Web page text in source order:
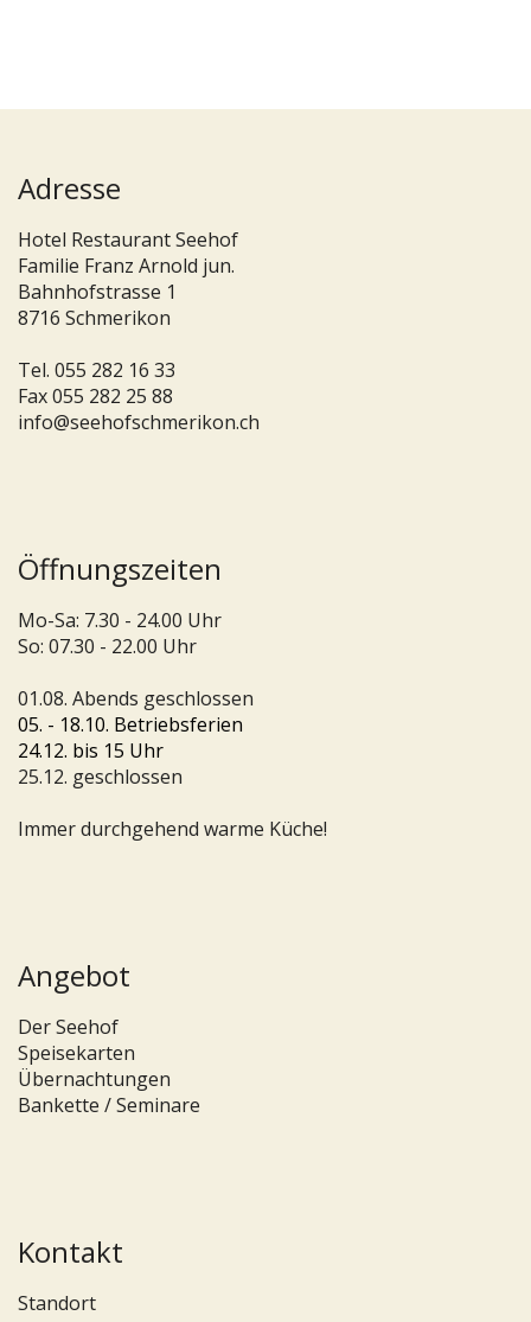
Adresse
Hotel Restaurant Seehof
Familie Franz Arnold jun.
Bahnhofstrasse 1
8716 Schmerikon
Tel. 055 282 16 33
Fax 055 282 25 88
info@seehofschmerikon.ch
Öffnungszeiten
Mo-Sa: 7.30 - 24.00 Uhr
So: 07.30 - 22.00 Uhr
01.08. Abends geschlossen
05. - 18.10. Betriebsferien
24.12. bis 15 Uhr
25.12. geschlossen
Immer durchgehend warme Küche!
Angebot
Der Seehof
Speisekarten
Übernachtungen
Bankette / Seminare
Kontakt
Standort